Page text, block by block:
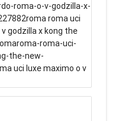
roma-o-v-godzilla-x-
roma uci
godzilla x kong the
roma-uci-
the-new-
uci luxe maximo o v